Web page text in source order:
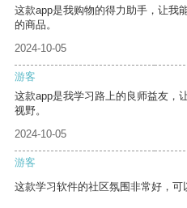
这款app是我购物的得力助手，让我
的商品。
2024-10-05
游客
这款app是我学习路上的良师益友，
视野。
2024-10-05
游客
这款学习软件的社区氛围非常好，可